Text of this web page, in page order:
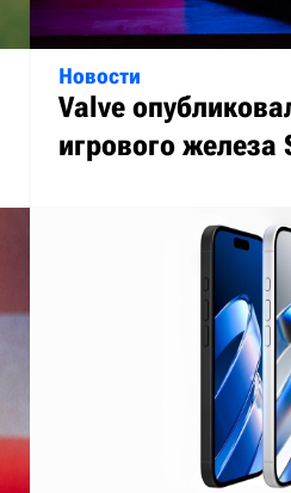
Новости
Valve
игрового железа